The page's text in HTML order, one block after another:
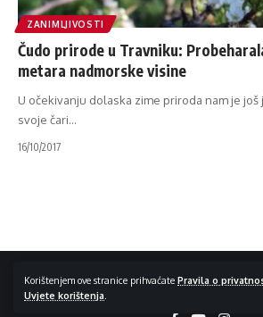
Korištenjem ove stranice prihvaćate Pravila o
Uvjete korištenja
ZANIMLJIVOSTI
Čudo prirode u Travniku:
metara nadmorske visine
U očekivanju dolaska zime priroda nam je
svoje čari…
16/10/2017